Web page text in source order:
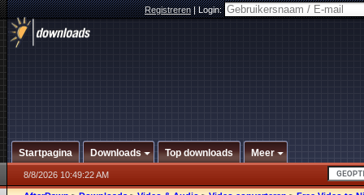
Registreren|Login:
Startpagina Downloads Top downloads Meer
8/8/2026 10:49:22 AM